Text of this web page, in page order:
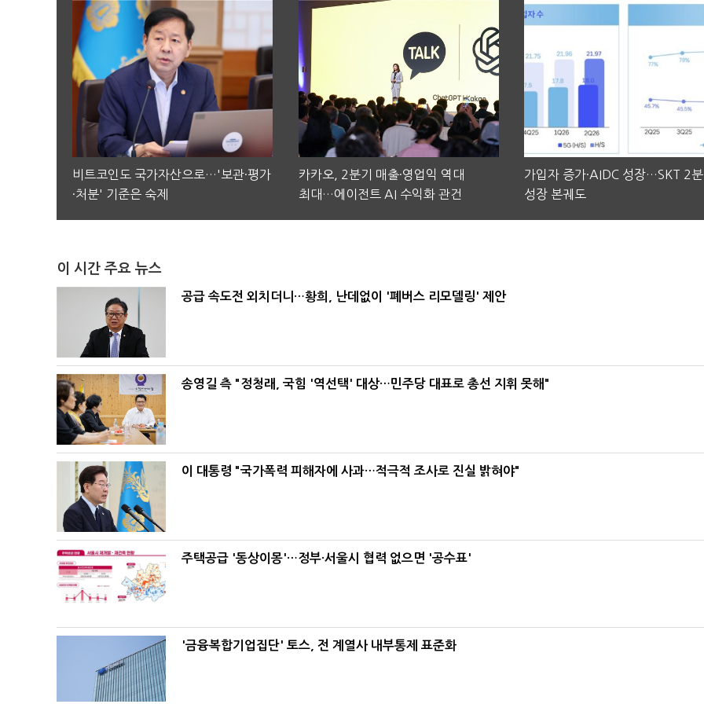
비트코인도 국가자산으로…'보관·평가
·처분' 기준은 숙제
카카오, 2분기 매출·영업익 역대
최대…에이전트 AI 수익화 관건
가입자 증가·AIDC 성장…SKT 2
성장 본궤도
이 시간 주요 뉴스
공급 속도전 외치더니…황희, 난데없이 '폐버스 리모델링' 제안
송영길 측 "정청래, 국힘 '역선택' 대상…민주당 대표로 총선 지휘 못해"
이 대통령 "국가폭력 피해자에 사과…적극적 조사로 진실 밝혀야"
주택공급 '동상이몽'…정부·서울시 협력 없으면 '공수표'
'금융복합기업집단' 토스, 전 계열사 내부통제 표준화